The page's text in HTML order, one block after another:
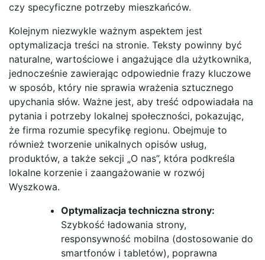
czy specyficzne potrzeby mieszkańców.
Kolejnym niezwykle ważnym aspektem jest
optymalizacja treści na stronie. Teksty powinny być
naturalne, wartościowe i angażujące dla użytkownika,
jednocześnie zawierając odpowiednie frazy kluczowe
w sposób, który nie sprawia wrażenia sztucznego
upychania słów. Ważne jest, aby treść odpowiadała na
pytania i potrzeby lokalnej społeczności, pokazując,
że firma rozumie specyfikę regionu. Obejmuje to
również tworzenie unikalnych opisów usług,
produktów, a także sekcji „O nas”, która podkreśla
lokalne korzenie i zaangażowanie w rozwój
Wyszkowa.
Optymalizacja techniczna strony:
Szybkość ładowania strony,
responsywność mobilna (dostosowanie do
smartfonów i tabletów), poprawna